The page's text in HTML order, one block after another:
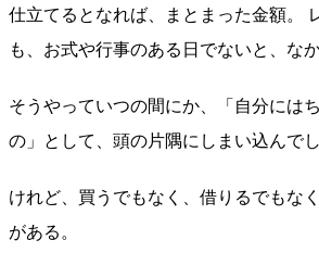
仕立てるとなれば、まとまった金額。
も、お式や行事のある日でないと、な
そうやっていつの間にか、「自分には
の」として、頭の片隅にしまい込んでし
けれど、買うでもなく、借りるでもな
がある。